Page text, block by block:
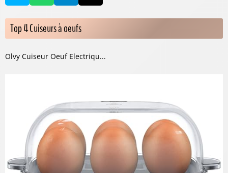
Top 4 Cuiseurs à oeufs
Olvy Cuiseur Oeuf Electriqu...